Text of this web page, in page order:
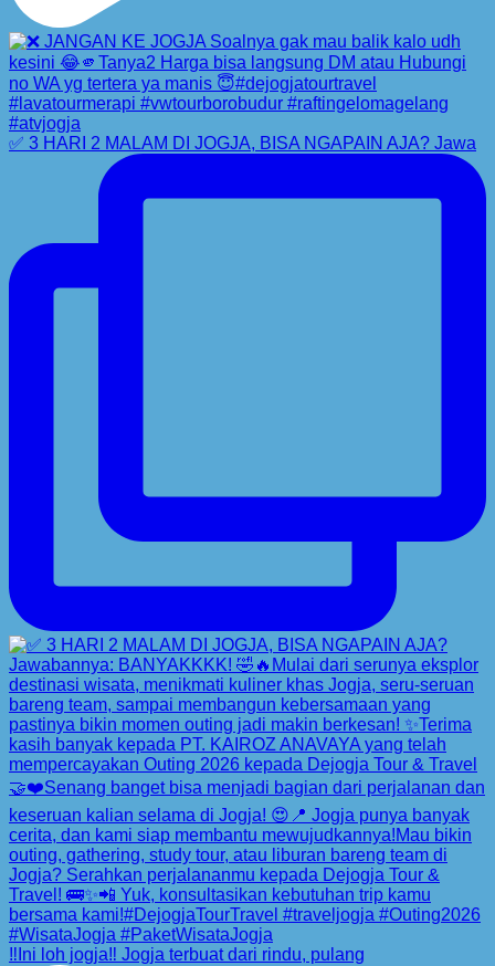
✅ 3 HARI 2 MALAM DI JOGJA, BISA NGAPAIN AJA? Jawa
‼️Ini loh jogja‼️ Jogja terbuat dari rindu, pulang